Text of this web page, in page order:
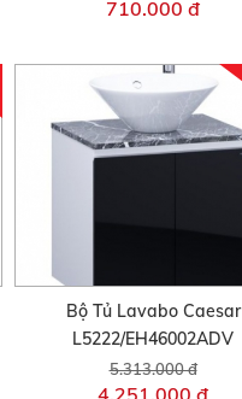
710.000 đ
Bộ Tủ Lavabo Caesar
L5222/EH46002ADV
5.313.000 đ
4.251.000 đ